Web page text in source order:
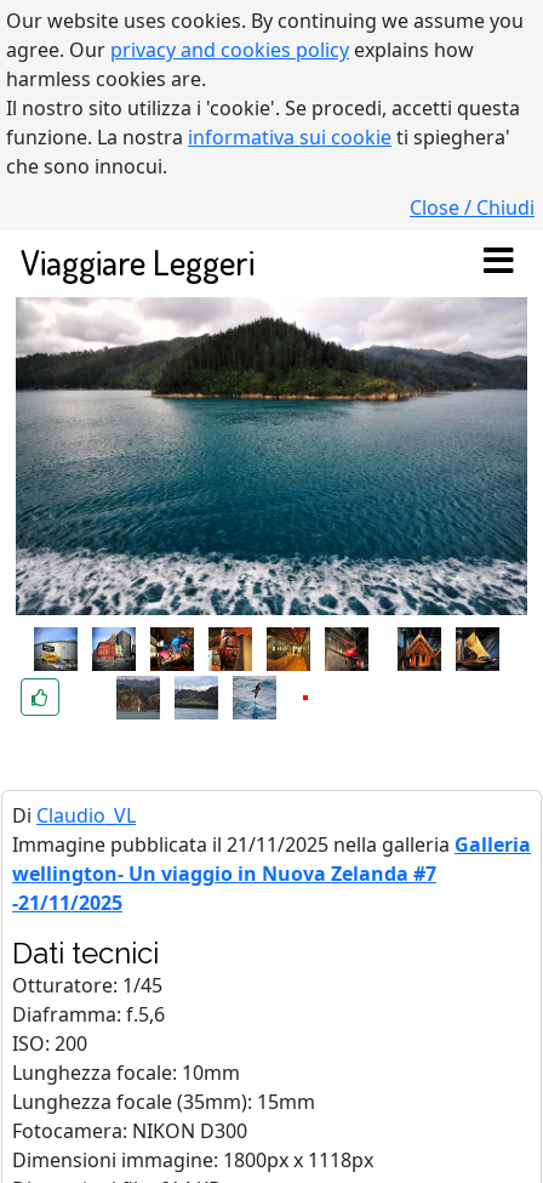
Our website uses cookies. By continuing we assume you
agree. Our privacy and cookies policy explains how
harmless cookies are.
Il nostro sito utilizza i 'cookie'. Se procedi, accetti questa
funzione. La nostra informativa sui cookieti spieghera'
che sono innocui.
Close / Chiudi
Viaggiare Leggeri
Di Claudio_VL
Immagine pubblicata il 21/11/2025 nella galleria Galleria
wellington- Un viaggio in Nuova Zelanda #7
-21/11/2025
Dati tecnici
Otturatore: 1/45
Diaframma: f.5,6
ISO: 200
Lunghezza focale: 10mm
Lunghezza focale (35mm): 15mm
Fotocamera: NIKON D300
Dimensioni immagine: 1800px x 1118px